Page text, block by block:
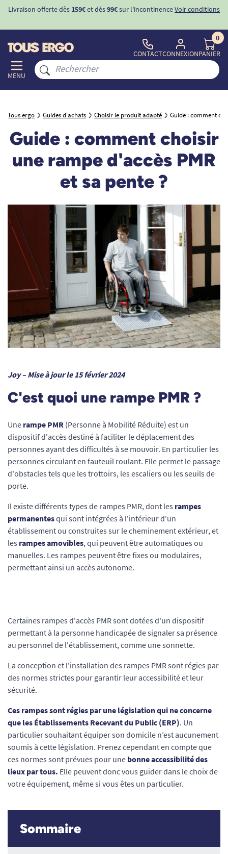
-10%avec le code "BIENVENUE" pourla 1ère commande
MENU
CONTACTCONNEXION
0
PANIER
Tous ergo Guides d'achats Choisir le produit adapté Guide : comment
Guide : comment choisir
une rampe d'accès PMR
et sa pente ?
Joy – Mise à jour le 15 février 2024
C'est quoi une rampe PMR ?
Une rampe PMR (Personne à Mobilité Réduite) est un
dispositif d'accès destiné à faciliter le déplacement des
personnes ayant des difficultés à se mouvoir. En particulier les
personnes circulant en fauteuil roulant. Elle permet le passage
d'obstacles tels que les trottoirs, les escaliers ou les seuils de
porte.
Il existe différents types de rampes PMR, dont les rampes
permanentesqui sont intégrées à l'intérieur d'un
établissement ou construites sur le cheminement extérieur, et
les rampes amovibles, qui peuvent être automatiques ou
manuelles. Les rampes peuvent être fixes ou modulaires,
permettant ainsi un accès autonome.
Certaines rampes d'accès PMR sont dotées d'un dispositif
permettant à la personne handicapée de signaler sa présence
au personnel de l'établissement, comme une sonnette.
La conception et l'installation des rampes PMR sont régies par
des normes strictes pour garantir leur accessibilité et leur
sécurité.
Ces rampes sont régies par une législation qui ne concerne
que les Établissements Recevant du Public (ERP). Un
particulier souhaitant équiper son domicile n’est aucunement
soumis à cette législation. Prenez cependant en compte que
ces normes sont prévues pour une bonne accessibilité des
lieux par tous. Elle peuvent donc vous guider dans le choix de
votre équipement, même si vous êtes un particulier.
Sommaire